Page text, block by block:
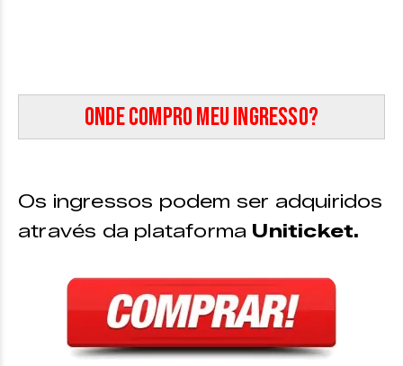
Onde compro meu ingresso?
Os ingressos podem ser adquiridos
através da plataforma Uniticket.